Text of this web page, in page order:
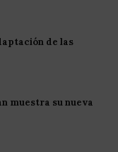
de las
muestra su nueva